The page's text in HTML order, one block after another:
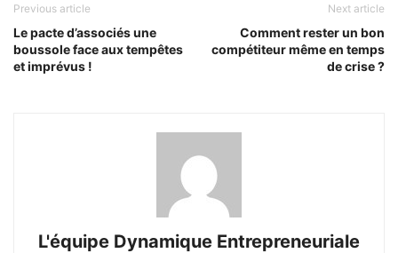
Previous article
Le pacte d’associés une
boussole face aux tempêtes
et imprévus !
Next article
Comment rester un bon
compétiteur même en temps
de crise ?
L'équipe Dynamique Entrepreneuriale